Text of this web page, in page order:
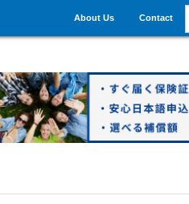
About Us Contact